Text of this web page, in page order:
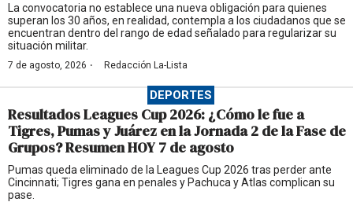
La convocatoria no establece una nueva obligación para quienes
superan los 30 años, en realidad, contempla a los ciudadanos que se
encuentran dentro del rango de edad señalado para regularizar su
situación militar.
7 de agosto, 2026 · Redacción La-Lista
DEPORTES
Resultados Leagues Cup 2026: ¿Cómo le fue a
Tigres, Pumas y Juárez en la Jornada 2 de la Fase de
Grupos? Resumen HOY 7 de agosto
Pumas queda eliminado de la Leagues Cup 2026 tras perder ante
Cincinnati; Tigres gana en penales y Pachuca y Atlas complican su
pase.